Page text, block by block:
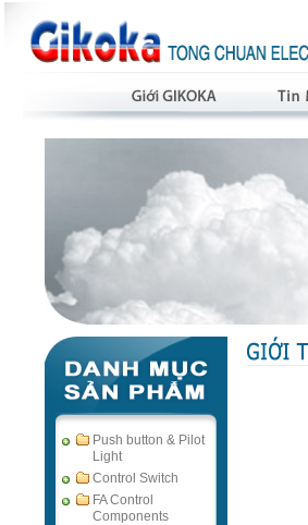
Push button & Pilot
Light
Control Switch
FA Control
Components